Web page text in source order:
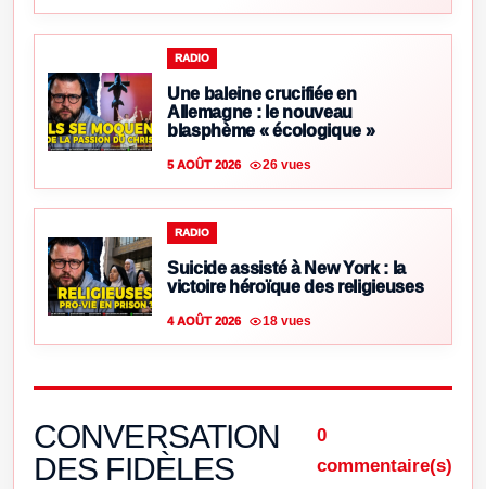
RADIO
Une baleine crucifiée en
Allemagne : le nouveau
blasphème « écologique »
5 AOÛT 2026 26 vues
RADIO
Suicide assisté à New York : la
victoire héroïque des religieuses
4 AOÛT 2026 18 vues
CONVERSATION
DES FIDÈLES
0
commentaire(s)